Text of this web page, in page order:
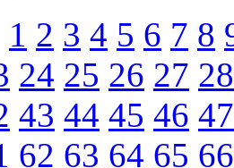
1 2 3 4 5 6 7 8
24 25 26 27 28
43 44 45 46 47
62 63 64 65 66